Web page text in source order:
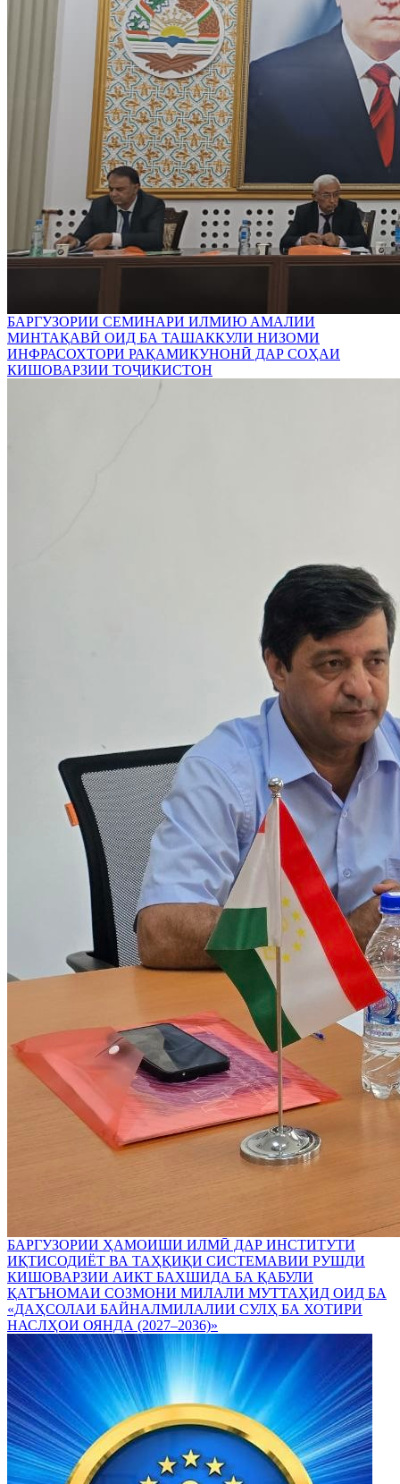
БАРГУЗОРИИ СЕМИНАРИ ИЛМИЮ АМАЛИИ
МИНТАҚАВӢ ОИД БА ТАШАККУЛИ НИЗОМИ
ИНФРАСОХТОРИ РАҚАМИКУНОНӢ ДАР СОҲАИ
КИШОВАРЗИИ ТОҶИКИСТОН
БАРГУЗОРИИ ҲАМОИШИ ИЛМӢ ДАР ИНСТИТУТИ
ИҚТИСОДИЁТ ВА ТАҲҚИҚИ СИСТЕМАВИИ РУШДИ
КИШОВАРЗИИ АИКТ БАХШИДА БА ҚАБУЛИ
ҚАТЪНОМАИ СОЗМОНИ МИЛАЛИ МУТТАҲИД ОИД БА
«ДАҲСОЛАИ БАЙНАЛМИЛАЛИИ СУЛҲ БА ХОТИРИ
НАСЛҲОИ ОЯНДА (2027–2036)»